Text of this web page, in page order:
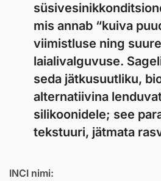
mis annab “kuiva
viimistluse ning
laialivalguvuse.
seda jätkusuutliku,
alternatiivina
silikoonidele; see
tekstuuri, jätmata
INCI nimi: